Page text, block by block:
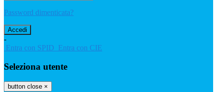
Password dimenticata?
-
Entra con SPID Entra con CIE
Seleziona utente
button close ×